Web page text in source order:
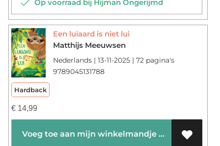
Op voorraad bij Hijman Ongerijmd
Een luiaard is niet lui
Matthijs Meeuwsen
Nederlands | 13-11-2025 | 72 pagina's
9789045131788
Hardback
€14,99
Voeg toe aan mijn winkelmandje